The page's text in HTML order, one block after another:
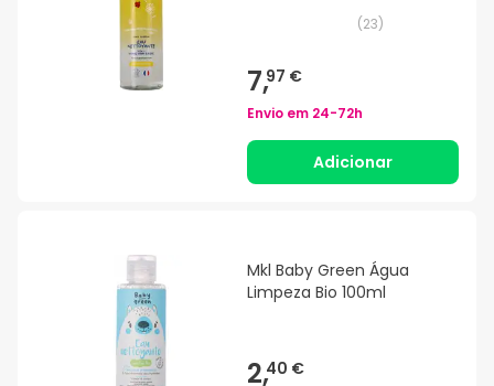
(23)
7,97 €
Envio em 24-72h
Adicionar
Mkl Baby Green Água
Limpeza Bio 100ml
2,40 €